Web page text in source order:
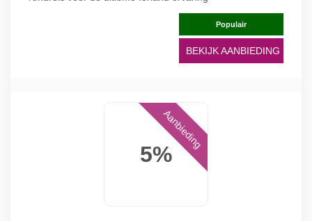
Populair
BEKIJK AANBIEDING
5%
Aanbieding